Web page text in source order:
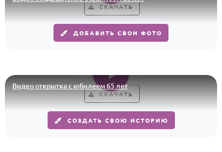
Женщине
Мужчине
Все родственники
Пожелания
СКАЧАТЬ
ДОБАВИТЬ СВОИ ФОТО
Видео открытка с юбилеем 65 лет
СКАЧАТЬ
СОЗДАТЬ СВОЮ ИСТОРИЮ